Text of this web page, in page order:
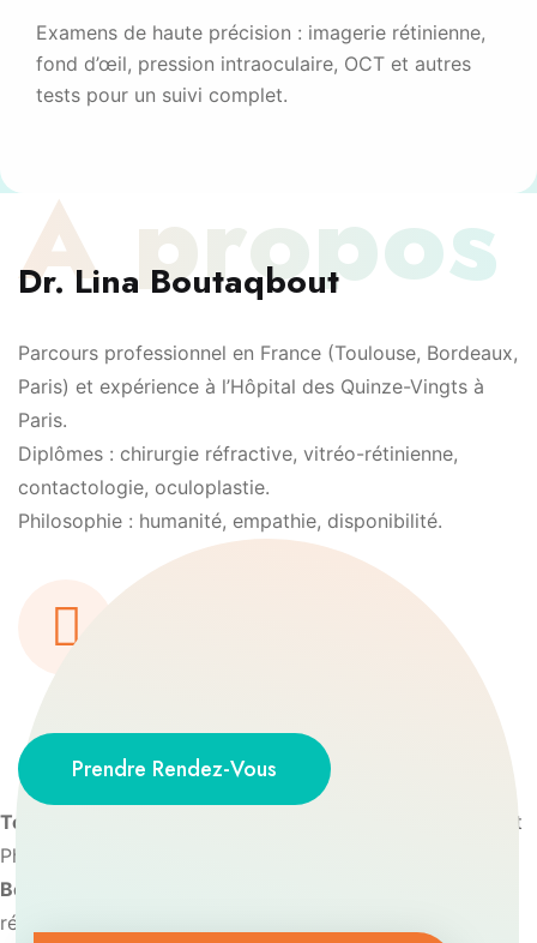
Examens de haute précision : imagerie rétinienne,
fond d’œil, pression intraoculaire, OCT et autres
tests pour un suivi complet.
À propos
Dr. Lina Boutaqbout
Parcours professionnel en France (Toulouse, Bordeaux,
Paris) et expérience à l’Hôpital des Quinze-Vingts à
Paris.
Diplômes : chirurgie réfractive, vitréo-rétinienne,
contactologie, oculoplastie.
Philosophie : humanité, empathie, disponibilité.
Prendre Rendez-Vous
Toulouse:
Diplôme d’université de Chirurgie Réfractive et
Phacoémulsification
Bordeaux:
rétinienne